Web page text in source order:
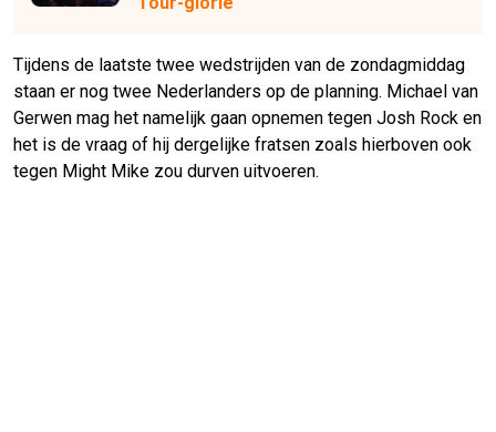
Tijdens de laatste twee wedstrijden van de zondagmiddag
staan er nog twee Nederlanders op de planning. Michael van
Gerwen mag het namelijk gaan opnemen tegen Josh Rock en
het is de vraag of hij dergelijke fratsen zoals hierboven ook
tegen Might Mike zou durven uitvoeren.